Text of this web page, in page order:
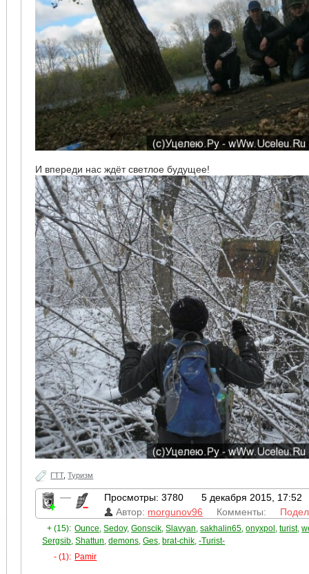
И впереди нас ждёт светлое будущее!
ГТТ,Туризм
— Просмотры: 3780
5 декабря 2015, 17:52
Автор: morgunov96 Комменты:
+ (15): Ounce ,Sedoy,Gonscik ,Slavyan ,sakhalin65 ,onyxpol ,turist,
Sergsib ,Shattun ,demons ,Ges ,brat-chik ,-Turist-
- (1): Pamir